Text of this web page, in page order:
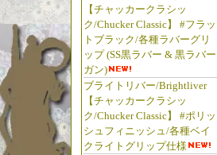
【チャッカークラシッ
ク/Chucker Classic】 #フラッ
トブラック/各種ラバーグリ
ップ (SS黒ラバー & 黒ラバー
ガン)
ブライトリバー/Brightliver
【チャッカークラシッ
ク/Chucker Classic】 #ポリッ
シュフィニッシュ/各種ベイ
クライトグリップ仕様